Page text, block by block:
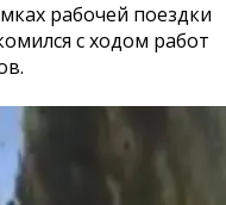
рабочей поездки
с ходом работ